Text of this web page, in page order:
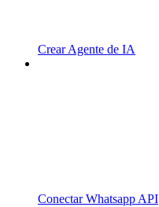
Crear Agente de IA
Conectar Whatsapp API